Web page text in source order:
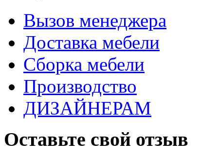
Вызов менеджера
Доставка мебели
Сборка мебели
Производство
ДИЗАЙНЕРАМ
Оставьте свой отзыв